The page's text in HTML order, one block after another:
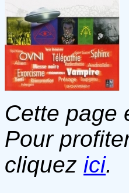
Cette page
Pour
cliquez ici.